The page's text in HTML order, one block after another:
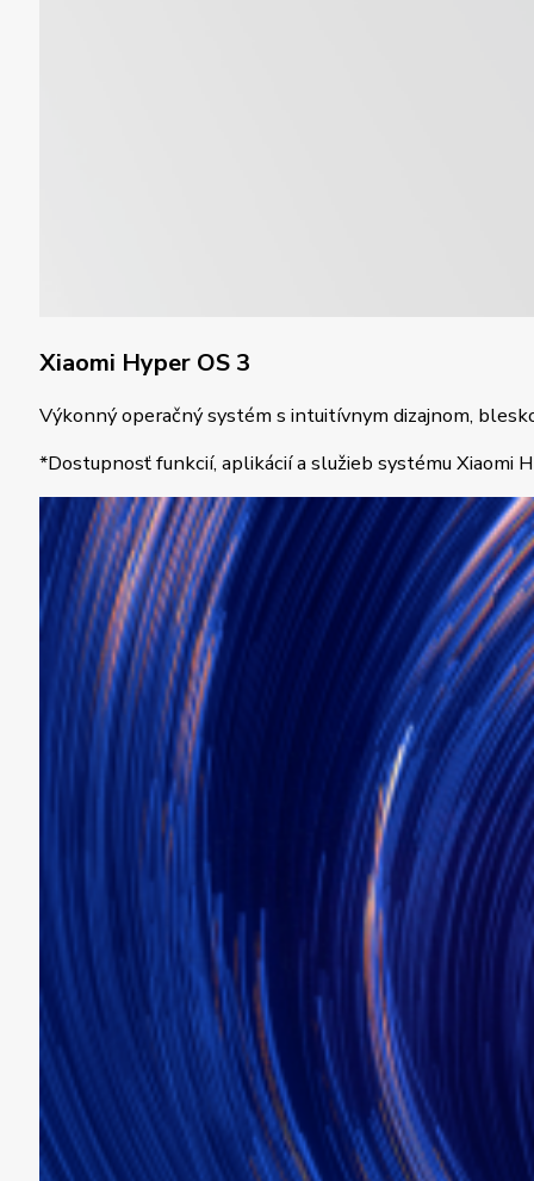
Xiaomi Hyper OS 3
Výkonný operačný systém s intuitívnym dizajnom,
*Dostupnosť funkcií, aplikácií a služieb systému Xiaomi